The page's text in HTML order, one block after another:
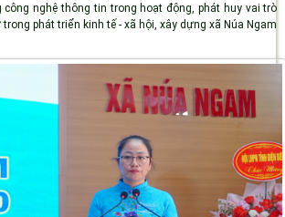
nghệ thông tin trong hoạt động, phát huy vai trò
phát triển kinh tế - xã hội, xây dựng xã Núa Ngam